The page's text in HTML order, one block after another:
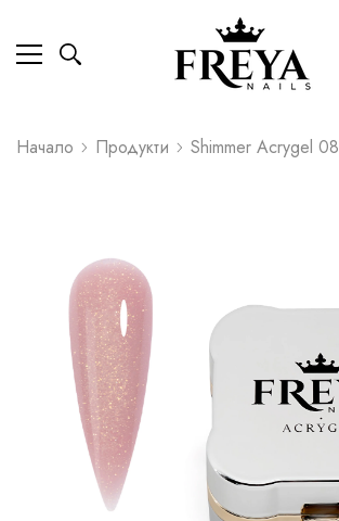
Начало Продукти Shimmer Acrygel 08